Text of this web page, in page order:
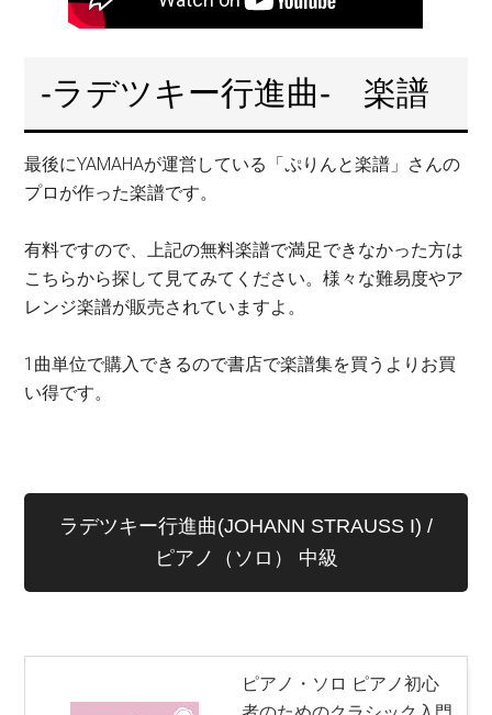
-ラデツキー行進曲- 楽譜
最後にYAMAHAが運営している「ぷりんと楽譜」さんの
プロが作った楽譜です。
有料ですので、上記の無料楽譜で満足できなかった方は
こちらから探して見てみてください。様々な難易度やア
レンジ楽譜が販売されていますよ。
1曲単位で購入できるので書店で楽譜集を買うよりお買
い得です。
ラデツキー行進曲(JOHANN STRAUSS I) /
ピアノ（ソロ） 中級
ピアノ・ソロ ピアノ初心